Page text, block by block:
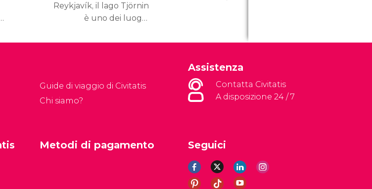
Reykjavík, il lago Tjörnin
è uno dei luoghi
islandesi sia dai turisti
Guide di viaggio di Civitatis
Chi siamo?
Assistenza
Contatta Civitatis
A disposizione 24 / 7
Seguici
Metodi di pagamento